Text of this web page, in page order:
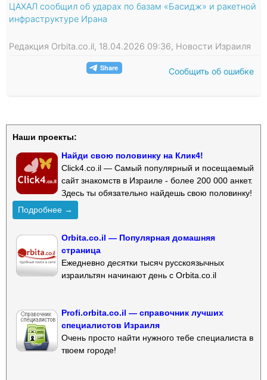
ЦАХАЛ сообщил об ударах по базам «Басидж» и ракетной
инфраструктуре Ирана
Редакция Orbita.co.il, 18.04.2026 09:36, Новости Израиля
Сообщить об ошибке
Наши проекты:
Найди свою половинку на Клик4!
Click4.co.il — Самый популярный и посещаемый
сайт знакомств в Израиле - более 200 000 анкет.
Здесь ты обязательно найдешь свою половинку!
Подробнее →
Orbita.co.il — Популярная домашняя
страница
Ежедневно десятки тысяч русскоязычных
израильтян начинают день с Orbita.co.il
Profi.orbita.co.il — справочник лучших
специалистов Израиля
Очень просто найти нужного тебе специалиста в
твоем городе!